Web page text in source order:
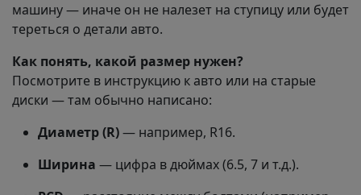
машину — иначе он не налезет на ступицу или будет
тереться о детали авто.
Как понять, какой размер нужен?
Посмотрите в инструкцию к авто или на старые
диски — там обычно написано:
Диаметр (R)— например, R16.
Ширина — цифра в дюймах (6.5, 7 и т.д.).